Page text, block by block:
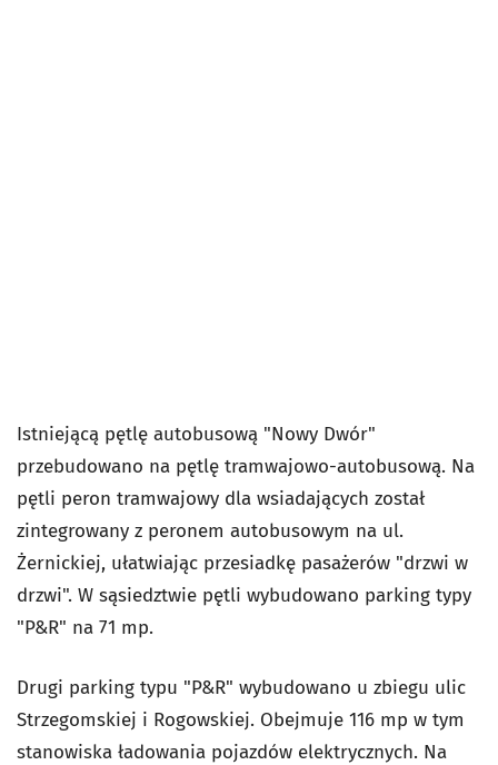
Istniejącą pętlę autobusową "Nowy Dwór"
przebudowano na pętlę tramwajowo-autobusową. Na
pętli peron tramwajowy dla wsiadających został
zintegrowany z peronem autobusowym na ul.
Żernickiej, ułatwiając przesiadkę pasażerów "drzwi w
drzwi". W sąsiedztwie pętli wybudowano parking typy
"P&R" na 71 mp.
Drugi parking typu "P&R" wybudowano u zbiegu ulic
Strzegomskiej i Rogowskiej. Obejmuje 116 mp w tym
stanowiska ładowania pojazdów elektrycznych. Na